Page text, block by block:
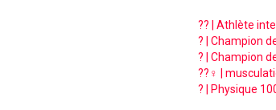
?? | Athlète
? | Champion
? | Champion
??‍♀️ |
? | Physique